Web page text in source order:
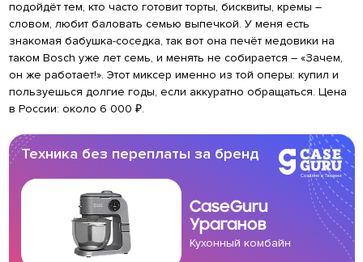
подойдёт тем, кто часто готовит торты, бисквиты, кремы –
словом, любит баловать семью выпечкой. У меня есть
знакомая бабушка-соседка, так вот она печёт медовики на
таком Bosch уже лет семь, и менять не собирается – «Зачем,
он же работает!». Этот миксер именно из той оперы: купил и
пользуешься долгие годы, если аккуратно обращаться. Цена
в России: около 6 000 ₽.
Техника без переплаты за бренд
CaseGuru
Ураганов
Кухонный комбайн